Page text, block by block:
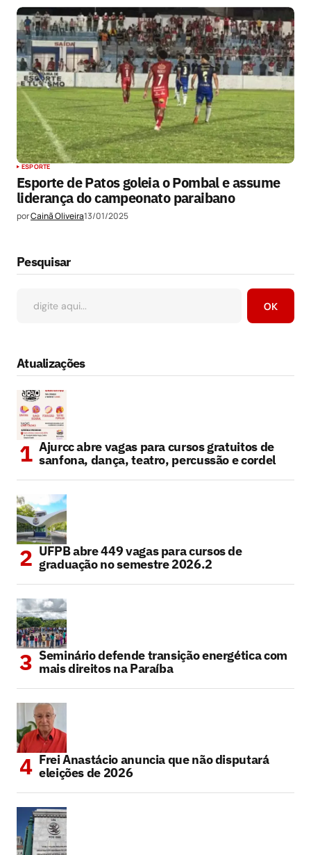
ESPORTE
Esporte de Patos goleia o Pombal e assume
liderança do campeonato paraibano
porCainã Oliveira13/01/2025
Pesquisar
OK
Atualizações
Ajurcc abre vagas para cursos gratuitos de
sanfona, dança, teatro, percussão e cordel
UFPB abre 449 vagas para cursos de
graduação no semestre 2026.2
Seminário defende transição energética com
mais direitos na Paraíba
Frei Anastácio anuncia que não disputará
eleições de 2026